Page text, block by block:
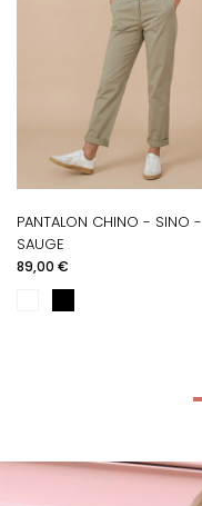
PANTALON CHINO - SINO -
SAUGE
Prix
89,00 €